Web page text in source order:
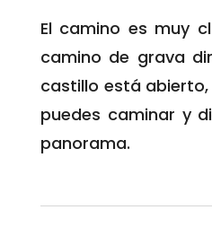
El camino es muy
camino de grava
castillo está
puedes caminar y
panorama.